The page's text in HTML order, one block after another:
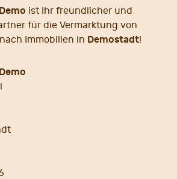
ist Ihr freundlicher und
für die Vermarktung von
Immobilien in Demostadt!